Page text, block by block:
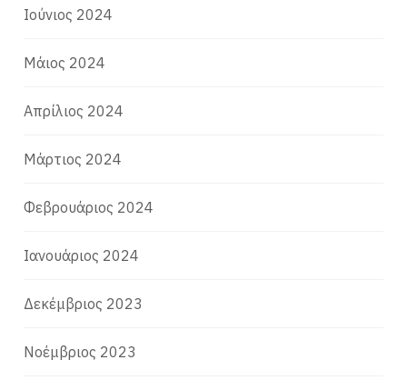
Ιούνιος 2024
Μάιος 2024
Απρίλιος 2024
Μάρτιος 2024
Φεβρουάριος 2024
Ιανουάριος 2024
Δεκέμβριος 2023
Νοέμβριος 2023